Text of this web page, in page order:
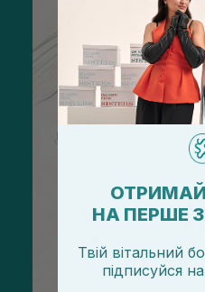
НА ПЕРШЕ
Твій вітальний
підписуйся на